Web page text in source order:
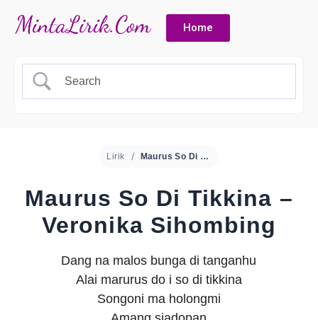
Home
Lirik Maurus So Di Tikkina – Veronika Sihombing
Maurus So Di Tikkina –
Veronika Sihombing
Dang na malos bunga di tanganhu
Alai marurus do i so di tikkina
Songoni ma holongmi